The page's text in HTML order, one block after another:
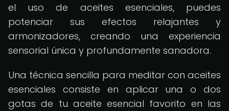
el uso de aceites esenciales, puedes
potenciar sus efectos relajantes y
armonizadores, creando una experiencia
sensorial única y profundamente sanadora.
Una técnica sencilla para meditar con aceites
esenciales consiste en aplicar una o dos
gotas de tu aceite esencial favorito en las